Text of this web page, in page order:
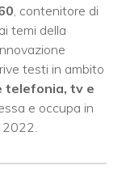
, contenitore di
temi della
testi in ambito
telefonia, tv e
e occupa in